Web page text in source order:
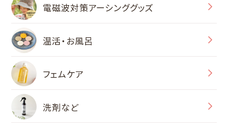
電磁波対策アーシンググッズ
温活・お風呂
フェムケア
洗剤など